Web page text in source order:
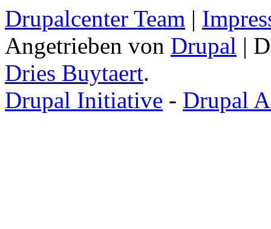
Drupalcenter Team |
Angetrieben von Drupal |
Dries Buytaert.
Drupal Initiative - Drupal